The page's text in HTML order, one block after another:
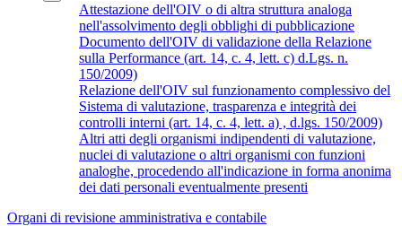
Attestazione dell'OIV o di altra struttura analoga
nell'assolvimento degli obblighi di pubblicazione
Documento dell'OIV di validazione della Relazione
sulla Performance (art. 14, c. 4, lett. c) d.Lgs. n.
150/2009)
Relazione dell'OIV sul funzionamento complessivo del
Sistema di valutazione, trasparenza e integrità dei
controlli interni (art. 14, c. 4, lett. a) , d.lgs. 150/2009)
Altri atti degli organismi indipendenti di valutazione,
nuclei di valutazione o altri organismi con funzioni
analoghe, procedendo all'indicazione in forma anonima
dei dati personali eventualmente presenti
Organi di revisione amministrativa e contabile